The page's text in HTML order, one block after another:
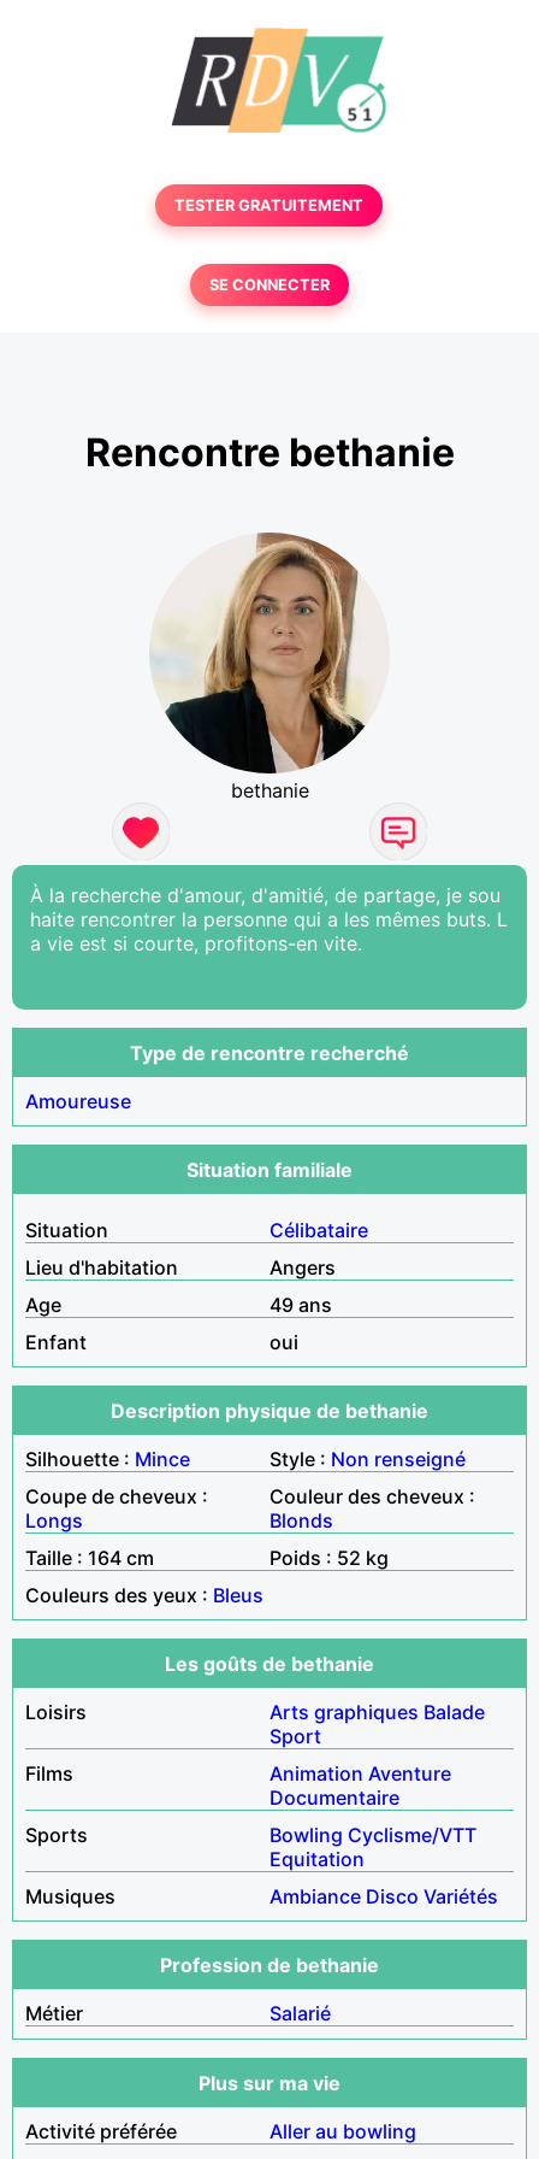
TESTER GRATUITEMENT
SE CONNECTER
Rencontre bethanie
bethanie
À la recherche d'amour, d'amitié, de partage, je sou
haite rencontrer la personne qui a les mêmes buts. L
a vie est si courte, profitons-en vite.
Type de rencontre recherché
Amoureuse
Situation familiale
Situation
Célibataire
Lieu d'habitation
Angers
Age
49 ans
Enfant
oui
Description physique de bethanie
Silhouette : Mince Style : Non renseigné
Coupe de cheveux :
Longs
Couleur des cheveux :
Blonds
Taille : 164 cm
Poids : 52 kg
Couleurs des yeux : Bleus
Les goûts de bethanie
Loisirs
Arts graphiques Balade
Sport
Films
Animation Aventure
Documentaire
Sports
Bowling Cyclisme/VTT
Equitation
Musiques
Ambiance Disco Variétés
Profession de bethanie
Métier
Salarié
Plus sur ma vie
Activité préférée
Aller au bowling